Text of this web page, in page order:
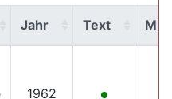
Jahr Text
1962